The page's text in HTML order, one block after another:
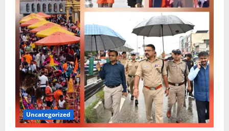
Uncategorized